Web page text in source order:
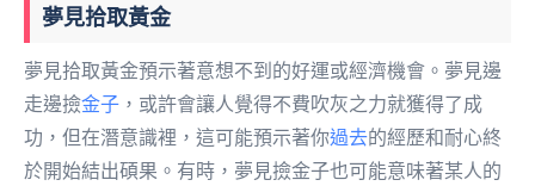
夢見拾取黃金
夢見拾取黃金預示著意想不到的好運或經濟機會。夢見邊
走邊撿金子 ，或許會讓人覺得不費吹灰之力就獲得了成
功，但在潛意識裡，這可能預示著你過去的經歷和耐心終
於開始結出碩果。有時，夢見撿金子也可能意味著某人的